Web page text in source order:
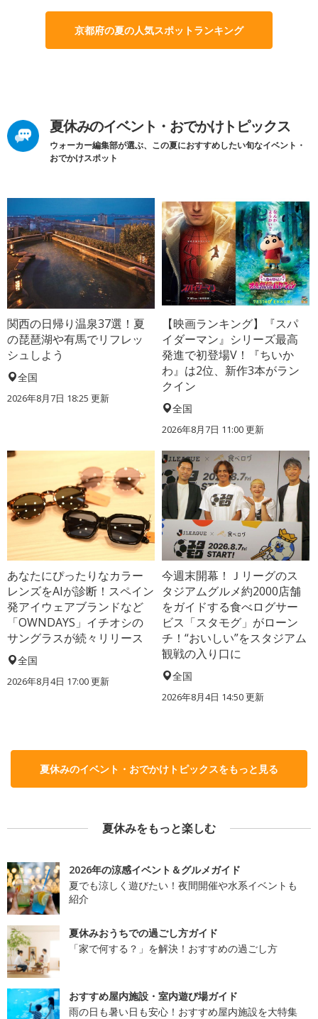
京都府の夏の人気スポットランキング
夏休みのイベント・おでかけトピックス
ウォーカー編集部が選ぶ、この夏におすすめしたい旬なイベント・
おでかけスポット
関西の日帰り温泉37選！夏
の琵琶湖や有馬でリフレッ
シュしよう
全国
2026年8月7日 18:25 更新
【映画ランキング】『スパ
イダーマン』シリーズ最高
発進で初登場V！『ちいか
わ』は2位、新作3本がラン
クイン
全国
2026年8月7日 11:00更新
あなたにぴったりなカラー
レンズをAIが診断！スペイン
発アイウェアブランドなど
「OWNDAYS」イチオシの
サングラスが続々リリース
全国
2026年8月4日 17:00更新
今週末開幕！Ｊリーグのス
タジアムグルメ約2000店舗
をガイドする食べログサー
ビス「スタモグ」がローン
チ！“おいしい”をスタジアム
観戦の入り口に
全国
2026年8月4日 14:50更新
夏休みのイベント・おでかけトピックスをもっと見る
夏休みをもっと楽しむ
2026年の涼感イベント＆グルメガイド
夏でも涼しく遊びたい！夜間開催や水系イベントも
紹介
夏休みおうちでの過ごし方ガイド
「家で何する？」を解決！おすすめの過ごし方
おすすめ屋内施設・室内遊び場ガイド
雨の日も暑い日も安心！おすすめ屋内施設を大特集